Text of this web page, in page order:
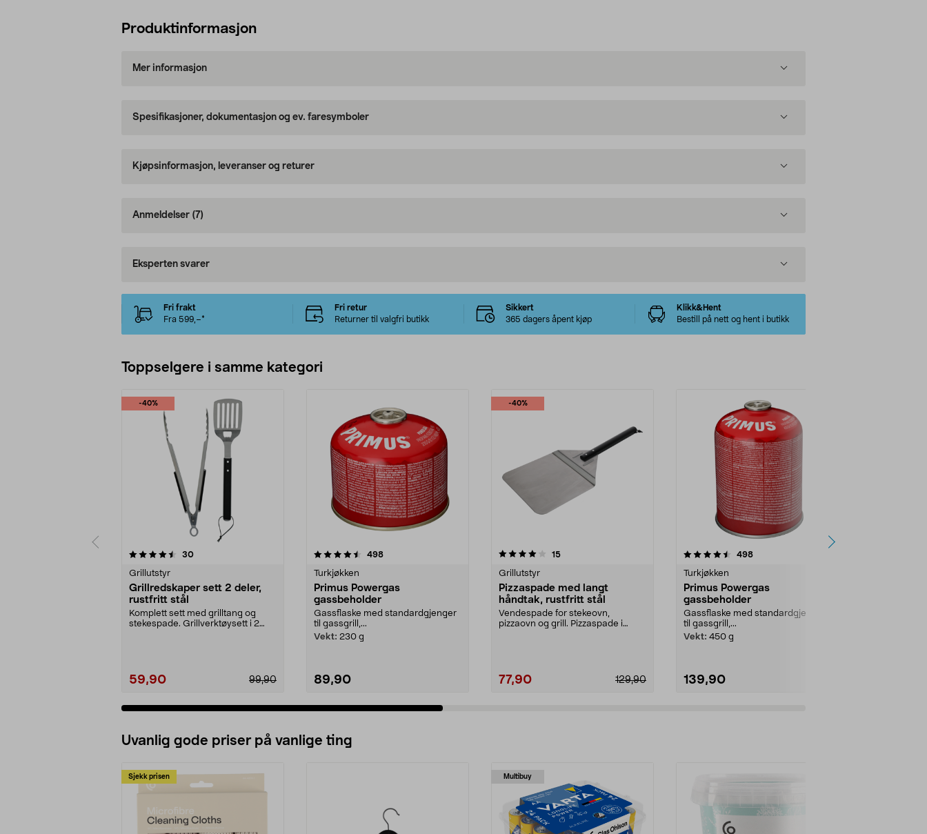
Produktinformasjon
Mer informasjon
Spesifikasjoner, dokumentasjon og ev. faresymboler
Kjøpsinformasjon, leveranser og returer
Anmeldelser (7)
Eksperten svarer
Fri frakt
Fra 599,–*
Fri retur
Returner til valgfri butikk
Sikkert
365 dagers åpent kjøp
Klikk&Hent
Bestill på nett og hent i butikk
Toppselgere i samme kategori
-40%
30anmeldelser
Grillutstyr
Grillredskaper sett 2 deler,
rustfritt stål
Komplett sett med grilltang og
stekespade. Grillverktøysett i 2
59,90 99,90
4.5 av 5 stjerner 498anmeldelser
Turkjøkken
Primus Powergas
gassbeholder
Gassflaske med standardgjenger
til gassgrill,...
Vekt: 230 g
89,90
-40%
4.0 av 5 stjerner 15anmeldelser
Grillutstyr
Pizzaspade med langt
håndtak, rustfritt stål
Vendespade for stekeovn,
pizzaovn og grill. Pizzaspade i
77,90 129,90
4.5 av 5 stjerner 498anmeldelser
Turkjøkken
Primus Powergas
gassbeholder
Gassflaske med standardgjenger
til gassgrill,...
Vekt: 450 g
139,90
4.5 av 5 stjerner
Uvanlig gode priser på vanlige ting
Sjekk prisen Multibuy